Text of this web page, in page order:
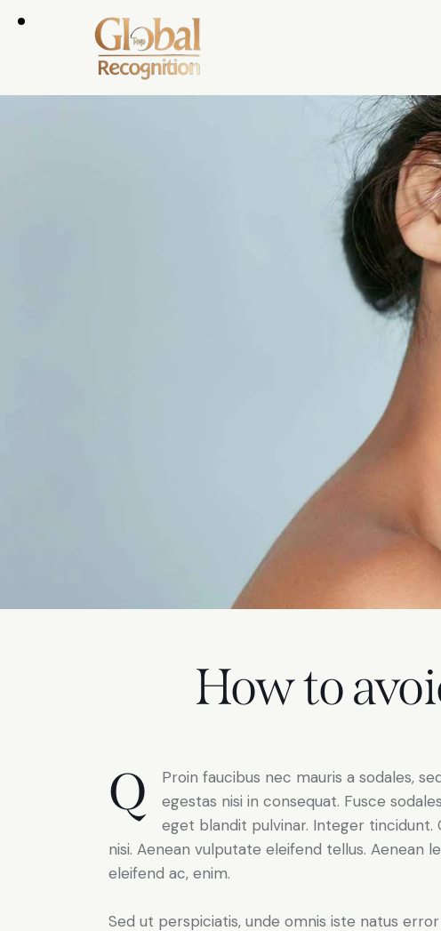
How to
Q
Proin faucibus nec mauris a sodales,
egestas nisi in consequat. Fusce
eget blandit pulvinar. Integer tincidunt.
nisi. Aenean vulputate eleifend tellus. Aenean
eleifend ac, enim.
Sed ut perspiciatis, unde omnis iste natus